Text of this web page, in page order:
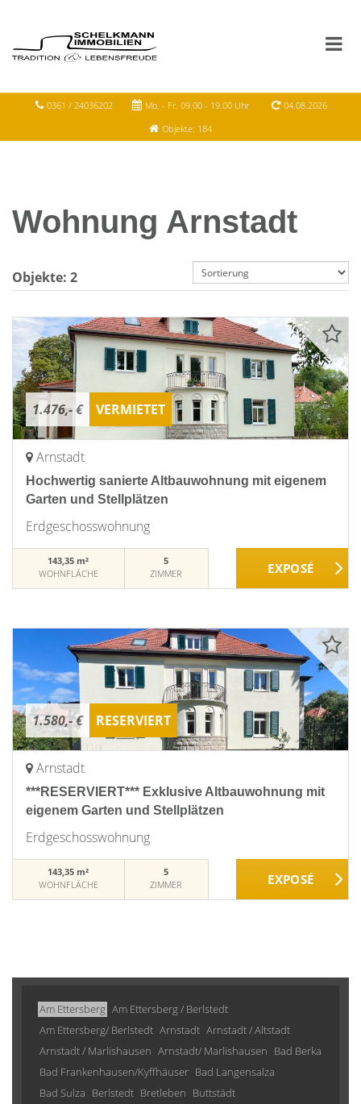
0361 / 24036202 Mo. - Fr. 09.00 - 19.00 Uhr
04.08.2026
Objekte: 184
Wohnung Arnstadt
Objekte: 2
1.476,- € VERMIETET
Arnstadt
Hochwertig sanierte Altbauwohnung mit eigenem
Garten und Stellplätzen
Erdgeschosswohnung
143,35 m²
WOHNFLÄCHE
5
ZIMMER
1.580,- € RESERVIERT
Arnstadt
***RESERVIERT*** Exklusive Altbauwohnung mit
eigenem Garten und Stellplätzen
Erdgeschosswohnung
143,35 m²
WOHNFLÄCHE
5
ZIMMER
Am Ettersberg Am Ettersberg / Berlstedt
Am Ettersberg/ Berlstedt Arnstadt Arnstadt / Altstadt
Arnstadt / Marlishausen Arnstadt/ Marlishausen Bad Berka
Bad Frankenhausen/Kyffhäuser Bad Langensalza
Bad Sulza Berlstedt Bretleben Buttstädt